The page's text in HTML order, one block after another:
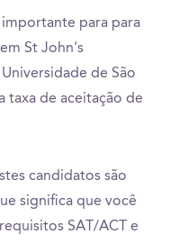
para para
St John's
de São
taxa de aceitação de
candidatos são
significa que você
SAT/ACT e